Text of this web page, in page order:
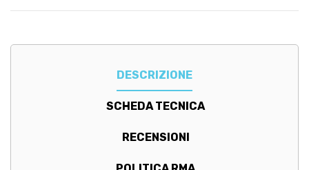
DESCRIZIONE
SCHEDA TECNICA
RECENSIONI